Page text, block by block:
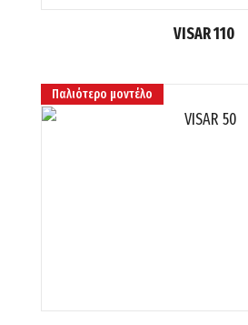
VISAR 110
Παλιότερο μοντέλο